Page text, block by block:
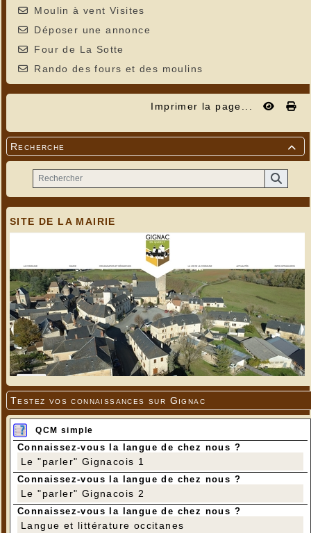
Moulin à vent Visites
Déposer une annonce
Four de La Sotte
Rando des fours et des moulins
Imprimer la page...

Recherche
SITE DE LA MAIRIE
Testez vos connaissances sur Gignac
QCM simple
Connaissez-vous la langue de chez nous ?
Le "parler" Gignacois 1
Connaissez-vous la langue de chez nous ?
Le "parler" Gignacois 2
Connaissez-vous la langue de chez nous ?
Langue et littérature occitanes